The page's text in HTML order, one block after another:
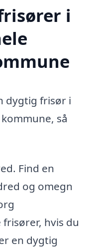
i
dygtig frisør i
så
Find en
og omegn
hvis du
en dygtig